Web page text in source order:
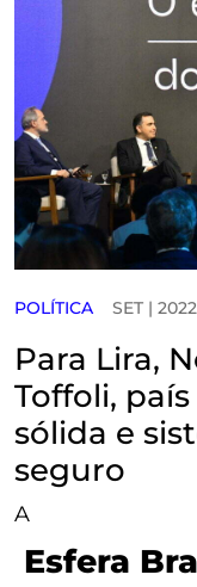
POLÍTICA SET | 2022
Para Lira,
Toffoli,
sólida e
seguro
A
Esfera